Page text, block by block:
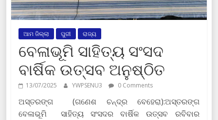
ଆମ ଜିଲ୍ଲା ପୁରୀ ରାଜ୍ୟ
ବେଳାଭୂମି ସାହିତ୍ୟ ସଂସଦ
ବାର୍ଷିକ ଉତ୍ସବ ଅନୁଷ୍ଠିତ
13/07/2025 YWPSENU3 0 Comments
ଅସ୍ତରଙ୍ଗ (ଗଣେଶ ଚନ୍ଦ୍ର ବେହେରା):ଅସ୍ତରଙ୍ଗ
ବେଳାଭୂମି ସାହିତ୍ୟ ସଂସଦର ବାର୍ଷିକ ଉତ୍ସବ ରବିବାର